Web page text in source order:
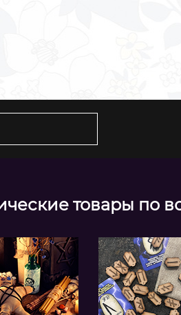
товары по